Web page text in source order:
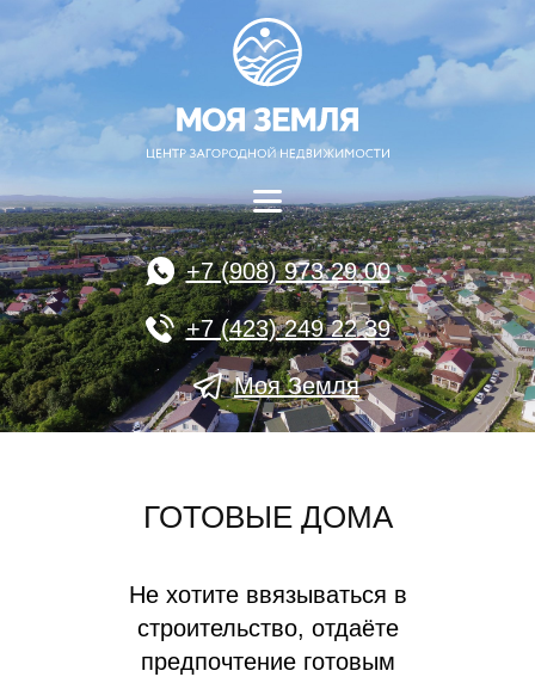
+7 (908) 973 29 00
+7 (423) 249 22 39
Моя Земля
ГОТОВЫЕ ДОМА
Не хотите ввязываться в
строительство, отдаёте
предпочтение готовым